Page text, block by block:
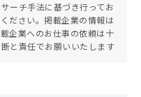
ーチ手法に基づき行ってお
ださい。掲載企業の情報は
企業へのお仕事の依頼は十
と責任でお願いいたします